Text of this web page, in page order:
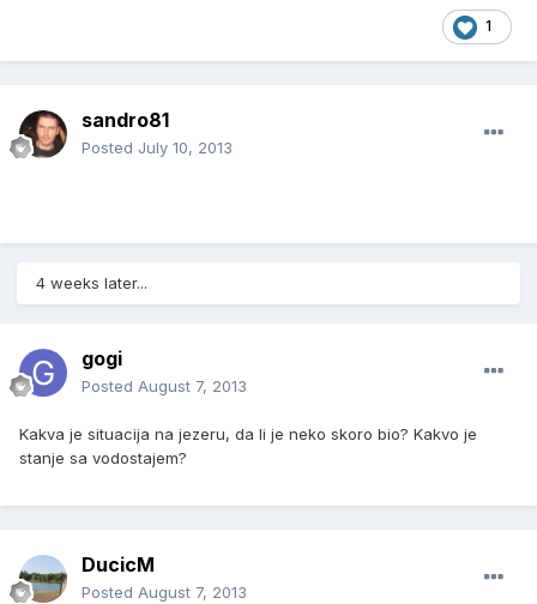
1
sandro81
Posted July 10, 2013
4 weeks later...
gogi
Posted August 7, 2013
Kakva je situacija na jezeru, da li je neko skoro bio? Kakvo je
stanje sa vodostajem?
DucicM
Posted August 7, 2013